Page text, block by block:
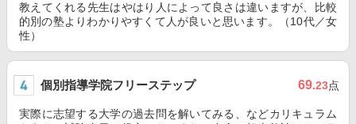
教えてくれる先生はやはり人によって良さは違いますが、比較
的別の塾よりわかりやすくて人が良いと思います。（10代／女
性）
個別指導学院フリーステップ 69.23点
実際に志望する大学の過去問を解いてみる、などカリキュラム